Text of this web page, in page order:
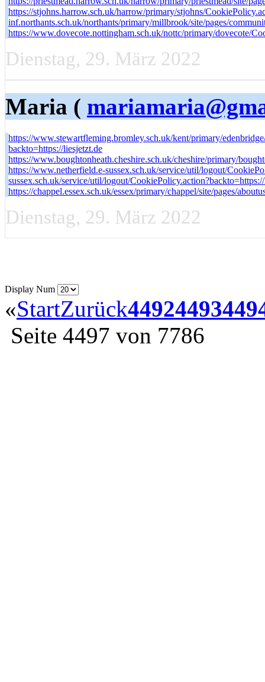
https://stjohns.harrow.sch.uk/harrow/primary/stjohns/
inf.northants.sch.uk/northants/primary/millbrook/site/pages/
https://www.dovecote.nottingham.sch.uk/nottc/primary/dovecote/
Dienstag, 29. März 2022
Maria (
https://www.stewartfleming.bromley.sch.uk/kent/primary/
backto=https://liesjetzt.de
https://www.boughtonheath.cheshire.sch.uk/cheshire/primary/
https://www.netherfield.e-sussex.sch.uk/service/util/logout/
sussex.sch.uk/service/util/logout/
https://chappel.essex.sch.uk/essex/primary/chappel/site/pages/
Dienstag, 29. März 2022
Display Num
«StartZurück44924493
Seite 4497 von 7786